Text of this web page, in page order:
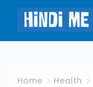
Skip
content
Hindi
Me
Home Health